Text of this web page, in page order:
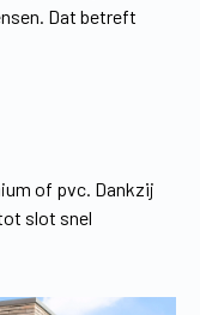
Dat betreft
of pvc. Dankzij
slot snel